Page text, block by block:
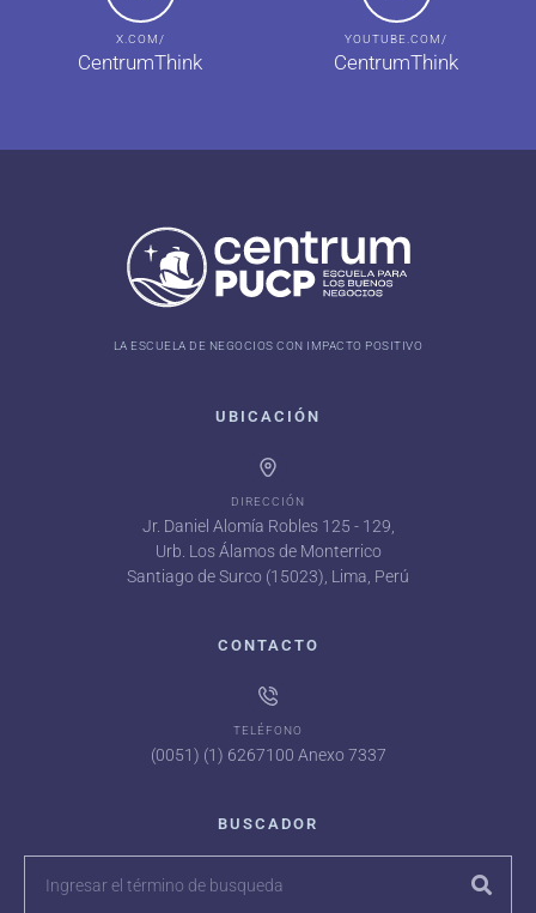
X.COM/
CentrumThink
YOUTUBE.COM/
CentrumThink
LA ESCUELA DE NEGOCIOS CON IMPACTO POSITIVO
UBICACIÓN
DIRECCIÓN
Jr. Daniel Alomía Robles 125 - 129,
Urb. Los Álamos de Monterrico
Santiago de Surco (15023), Lima, Perú
CONTACTO
TELÉFONO
(0051) (1) 6267100 Anexo 7337
BUSCADOR